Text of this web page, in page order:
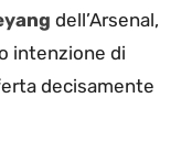
dell’Arsenal,
intenzione di
decisamente